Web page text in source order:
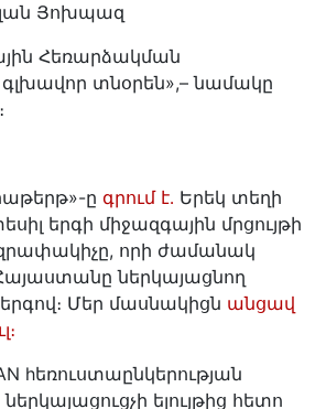
Յոխպազ
Հեռարձակման
տնօրեն»,– նամակը
ը գրում է․ Երեկ տեղի
երգի միջազգային մրցույթի
որի ժամանակ
Հայաստանը ներկայացնող
Մեր մասնակիցն անցավ
hեռուստաընկերության
ելույթից հետո